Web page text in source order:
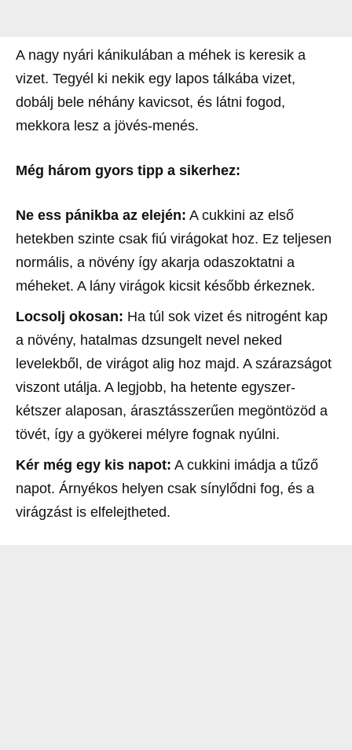
A nagy nyári kánikulában a méhek is keresik a
vizet. Tegyél ki nekik egy lapos tálkába vizet,
dobálj bele néhány kavicsot, és látni fogod,
mekkora lesz a jövés-menés.
Még három gyors tipp a sikerhez:
Ne ess pánikba az elején: A cukkini az első
hetekben szinte csak fiú virágokat hoz. Ez teljesen
normális, a növény így akarja odaszoktatni a
méheket. A lány virágok kicsit később érkeznek.
Locsolj okosan: Ha túl sok vizet és nitrogént kap
a növény, hatalmas dzsungelt nevel neked
levelekből, de virágot alig hoz majd. A szárazságot
viszont utálja. A legjobb, ha hetente egyszer-
kétszer alaposan, árasztásszerűen megöntözöd a
tövét, így a gyökerei mélyre fognak nyúlni.
Kér még egy kis napot: A cukkini imádja a tűző
napot. Árnyékos helyen csak sínylődni fog, és a
virágzást is elfelejtheted.